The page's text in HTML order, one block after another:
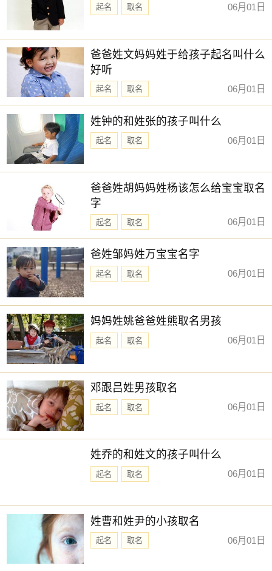
【霖铭】 【尚霖】 【宸昭】 【阳舒】
【予初】 【翊金】 【晗尹】 【少禹】
赐子好名，能伴子一生。想给宝宝取一个好名字吗？选
择下方的【宝宝起名】，为孩子起一个吉利的好名字吧。
起名 取名 06月01日
爸爸姓文妈妈姓于给孩子起名叫什么
好听
起名 取名 06月01日
姓钟的和姓张的孩子叫什么
起名 取名 06月01日
爸爸姓胡妈妈姓杨该怎么给宝宝取名
字
起名 取名 06月01日
爸姓邹妈姓万宝宝名字
起名 取名 06月01日
妈妈姓姚爸爸姓熊取名男孩
起名 取名 06月01日
邓跟吕姓男孩取名
起名 取名 06月01日
姓乔的和姓文的孩子叫什么
起名 取名 06月01日
姓曹和姓尹的小孩取名
起名 取名 06月01日